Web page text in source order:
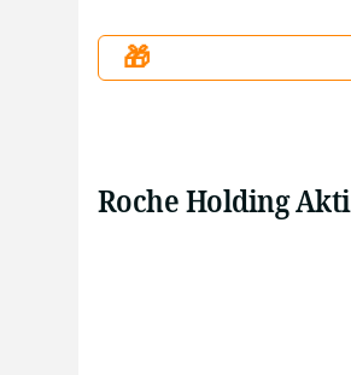
🎁
Roche Holding